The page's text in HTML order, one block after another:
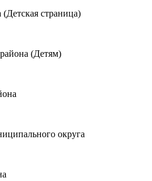
(Детская страница)
(Детям)
округа